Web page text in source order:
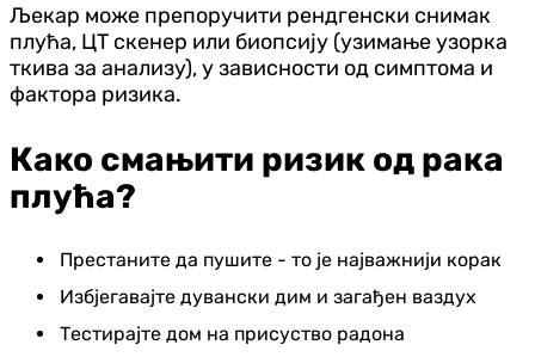
Љекар може препоручити рендгенски снимак
плућа, ЦТ скенер или биопсију (узимање узорка
ткива за анализу), у зависности од симптома и
фактора ризика.
Како смањити ризик од рака
плућа?
Престаните да пушите - то је најважнији корак
Избјегавајте дувански дим и загађен ваздух
Тестирајте дом на присуство радона